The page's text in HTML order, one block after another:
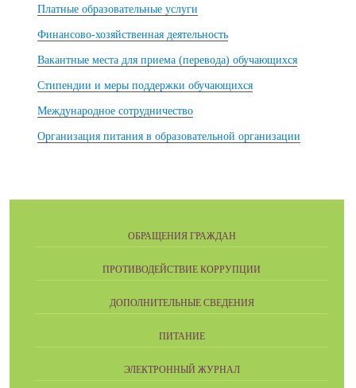
Платные образовательные услуги
Финансово-хозяйственная деятельность
Вакантные места для приема (перевода) обучающихся
Стипендии и меры поддержки обучающихся
Международное сотрудничество
Организация питания в образовательной организации
ОБРАЩЕНИЯ ГРАЖДАН
ПРОТИВОДЕЙСТВИЕ КОРРУПЦИИ
ДОПОЛНИТЕЛЬНЫЕ СВЕДЕНИЯ
ПИТАНИЕ
ЭЛЕКТРОННЫЙ ЖУРНАЛ